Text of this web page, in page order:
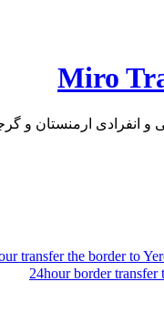
انفرادی ارمنستان و